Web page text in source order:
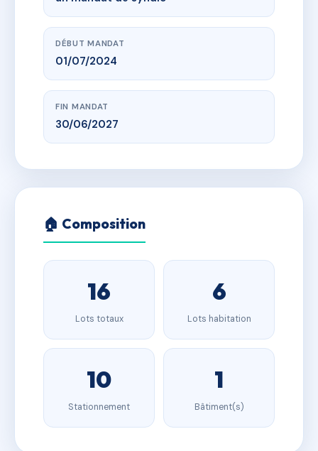
DÉBUT MANDAT
01/07/2024
FIN MANDAT
30/06/2027
🏠 Composition
16
Lots totaux
6
Lots habitation
10
Stationnement
1
Bâtiment(s)